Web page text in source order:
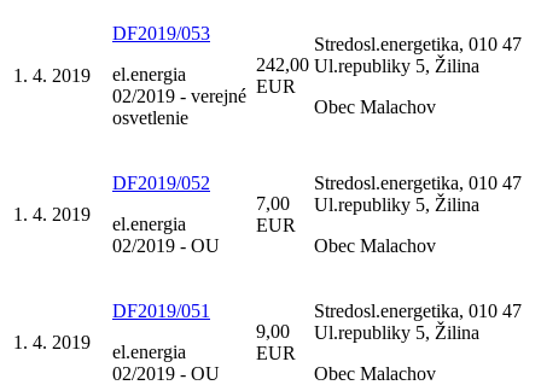
1. 4. 2019
DF2019/053
el.energia
02/2019 - verejné
osvetlenie
242,00
EUR
Stredosl.energetika, 010 47
Ul.republiky 5, Žilina
Obec Malachov
1. 4. 2019
DF2019/052
el.energia
02/2019 - OU
7,00
EUR
Stredosl.energetika, 010 47
Ul.republiky 5, Žilina
Obec Malachov
1. 4. 2019
DF2019/051
el.energia
02/2019 - OU
9,00
EUR
Stredosl.energetika, 010 47
Ul.republiky 5, Žilina
Obec Malachov